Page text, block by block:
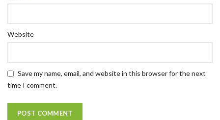
Website
Save my name, email, and website in this browser for the next
time I comment.